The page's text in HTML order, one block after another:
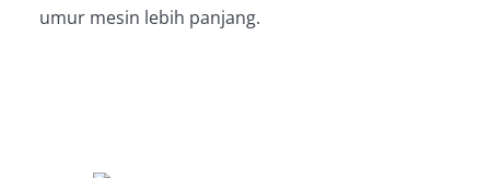
umur mesin lebih panjang.